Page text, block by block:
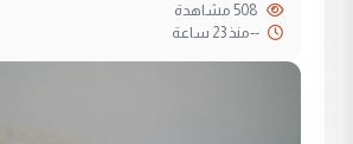
--منذ 23 ساعة